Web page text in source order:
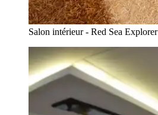
Salon intérieur - Red Sea Explorer